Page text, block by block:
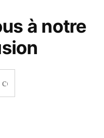
à notre